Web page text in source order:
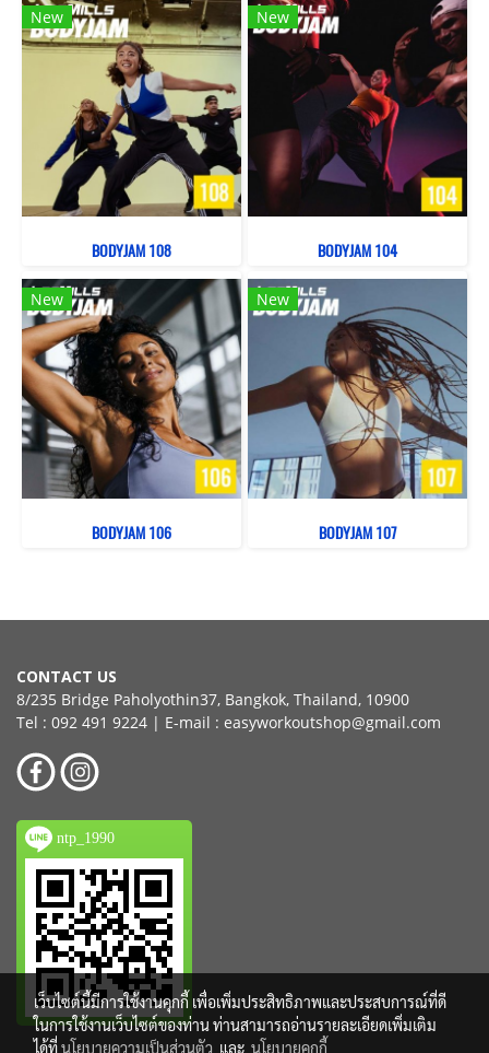
New
BODYJAM 108
New
BODYJAM 104
New
BODYJAM 106
New
BODYJAM 107
CONTACT US
8/235 Bridge Paholyothin37, Bangkok, Thailand, 10900
Tel : 092 491 9224 | E-mail : easyworkoutshop@gmail.com
ntp_1990
เว็บไซต์นี้มีการใช้งานคุกกี้ เพื่อเพิ่มประสิทธิภาพและประสบการณ์ที่ดี
ในการใช้งานเว็บไซต์ของท่าน ท่านสามารถอ่านรายละเอียดเพิ่มเติม
ได้ที่นโยบายความเป็นส่วนตัว และ นโยบายคุกกี้